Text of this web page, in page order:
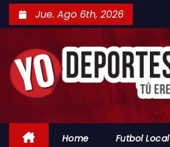
a
l
Jue. Ago 6th, 2026
Home Futbol Local